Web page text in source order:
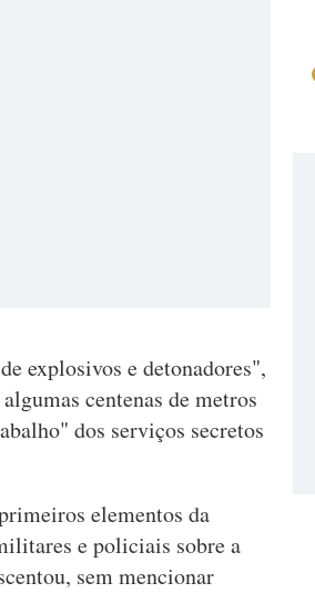
explosivos e detonadores",
centenas de metros
dos serviços secretos
elementos da
e policiais sobre a
sem mencionar